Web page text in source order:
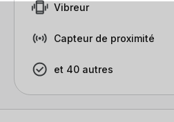
Vibreur
Capteur de proximité
et 40 autres